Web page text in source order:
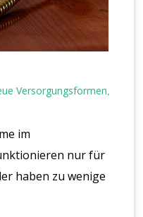
Versorgungsformen
im
nur für
haben zu wenige